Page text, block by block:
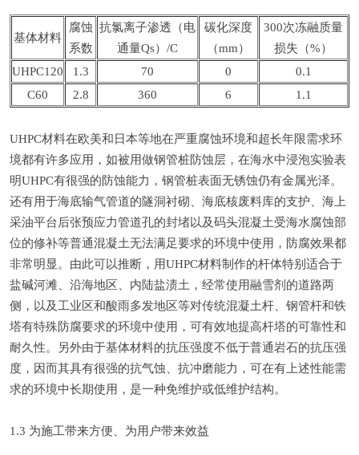
基体材料
腐蚀
系数
抗氯离子渗透（电
通量Qs）/C
碳化深度
（mm）
300次冻融质量
损失（%）
UHPC120
1.3 70 0
0.1
C60
2.8 360 6 1.1
UHPC材料在欧美和日本等地在严重腐蚀环境和超长年限需求环
境都有许多应用，如被用做钢管桩防蚀层，在海水中浸泡实验表
明UHPC有很强的防蚀能力，钢管桩表面无锈蚀仍有金属光泽。
还有用于海底输气管道的隧洞衬砌、海底核废料库的支护、海上
采油平台后张预应力管道孔的封堵以及码头混凝土受海水腐蚀部
位的修补等普通混凝土无法满足要求的环境中使用，防腐效果都
非常明显。由此可以推断，用UHPC材料制作的杆体特别适合于
盐碱河滩、沿海地区、内陆盐渍土，经常使用融雪剂的道路两
侧，以及工业区和酸雨多发地区等对传统混凝土杆、钢管杆和铁
塔有特殊防腐要求的环境中使用，可有效地提高杆塔的可靠性和
耐久性。另外由于基体材料的抗压强度不低于普通岩石的抗压强
度，因而其具有很强的抗气蚀、抗冲磨能力，可在有上述性能需
求的环境中长期使用，是一种免维护或低维护结构。
1.3 为施工带来方便、为用户带来效益